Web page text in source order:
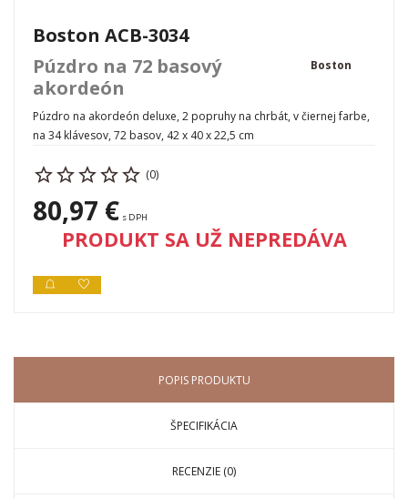
Boston ACB-3034
Púzdro na 72 basový
akordeón
Boston
Púzdro na akordeón deluxe, 2 popruhy na chrbát, v čiernej farbe,
na 34 klávesov, 72 basov, 42 x 40 x 22,5 cm
(0)
80,97 € s DPH
PRODUKT SA UŽ NEPREDÁVA
POPIS PRODUKTU
ŠPECIFIKÁCIA
RECENZIE (0)